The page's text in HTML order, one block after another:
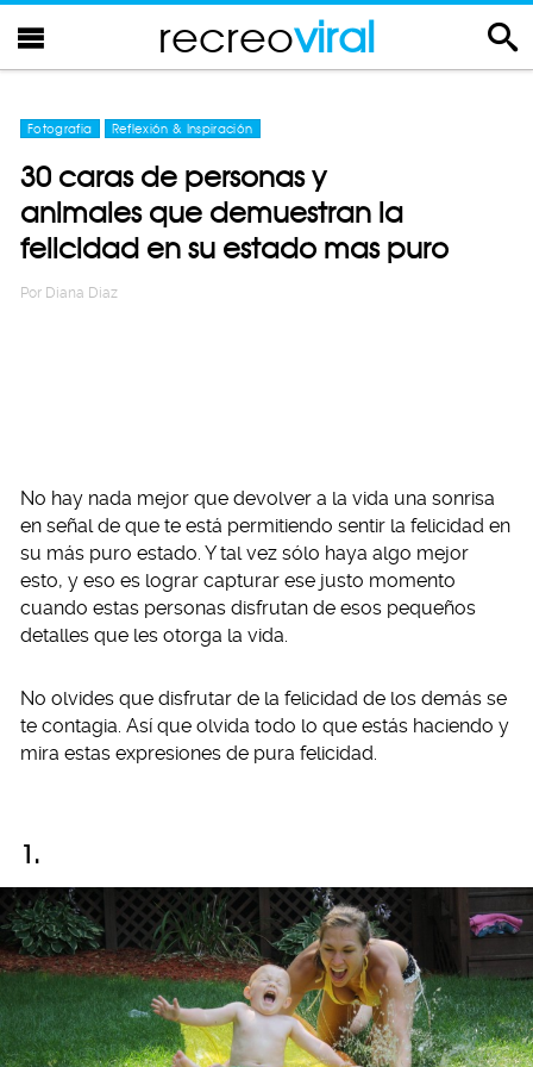
recreoviral
Fotografia Reflexión & Inspiración
30 caras de personas y
animales que demuestran la
felicidad en su estado mas puro
Por Diana Diaz
No hay nada mejor que devolver a la vida una sonrisa
en señal de que te está permitiendo sentir la felicidad en
su más puro estado. Y tal vez sólo haya algo mejor
esto, y eso es lograr capturar ese justo momento
cuando estas personas disfrutan de esos pequeños
detalles que les otorga la vida.
No olvides que disfrutar de la felicidad de los demás se
te contagia. Así que olvida todo lo que estás haciendo y
mira estas expresiones de pura felicidad.
1.